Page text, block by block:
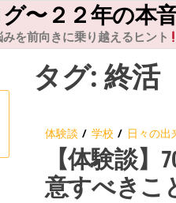
〜２２年の本
を前向きに乗り越えるヒント
タグ: 終活
体験談 学校 日々の出
【体験談
意すべきこ